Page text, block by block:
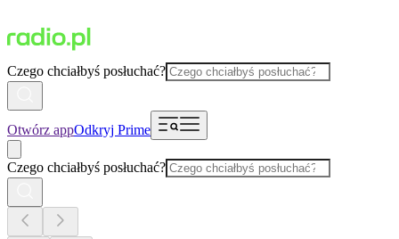
Czego chciałbyś posłuchać?
Otwórz appOdkryj Prime
Czego chciałbyś posłuchać?